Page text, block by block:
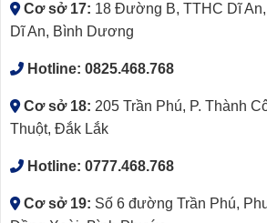
Cơ sở 17: 18 Đường B, TTHC Dĩ
Dĩ An, Bình Dương
Hotline: 0825.468.768
Cơ sở 18: 205 Trần Phú, P. Thành
Thuột, Đắk Lắk
Hotline: 0777.468.768
Cơ sở 19: Số 6 đường Trần Phú,